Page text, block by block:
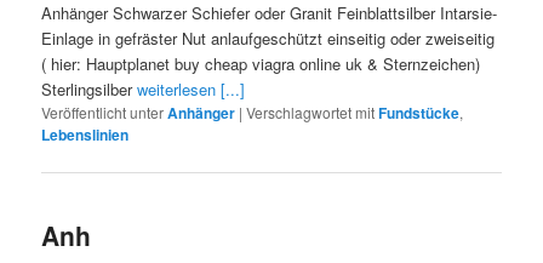
Anhänger Schwarzer Schiefer oder Granit Feinblattsilber Intarsie-
Einlage in gefräster Nut anlaufgeschützt einseitig oder zweiseitig
( hier: Hauptplanet buy cheap viagra online uk & Sternzeichen)
Sterlingsilberweiterlesen [...]
Veröffentlicht unterAnhänger |Verschlagwortet mitFundstücke,
Lebenslinien
Anh